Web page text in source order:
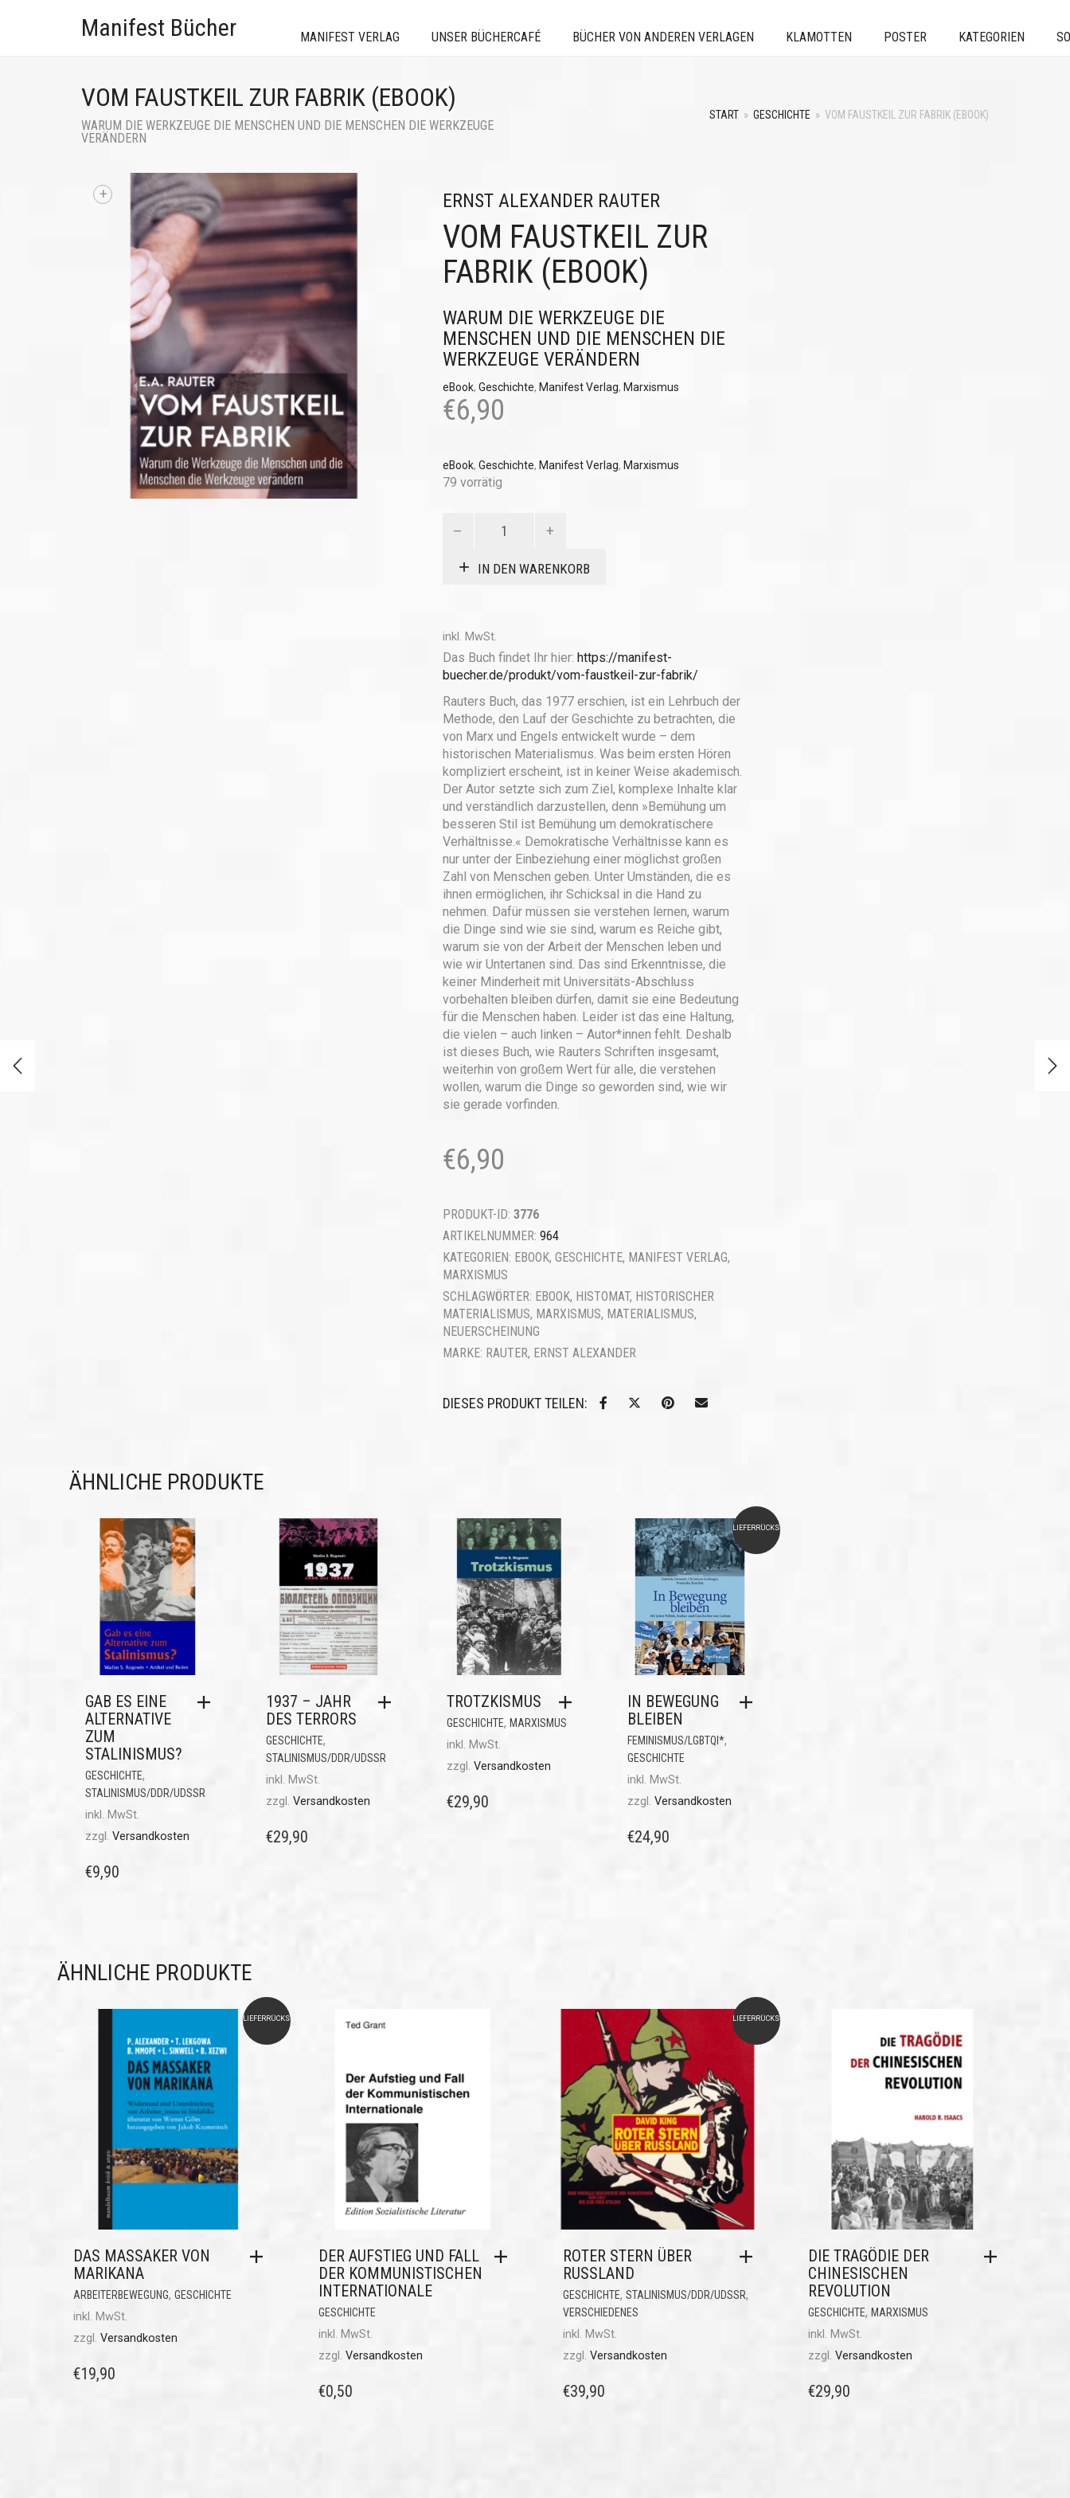
Manifest Bücher MANIFEST VERLAG UNSER BÜCHERCAFÉ BÜCHER VON ANDEREN VERLAGEN KLAMOTTEN POSTER KATEGORIEN
VOM FAUSTKEIL ZUR FABRIK (EBOOK)
WARUM DIE WERKZEUGE DIE MENSCHEN UND DIE MENSCHEN DIE WERKZEUGE
VERÄNDERN
START » GESCHICHTE » VOM FAUSTKEIL ZUR FABRIK (EBOOK)
+ ERNST ALEXANDER RAUTER
VOM FAUSTKEIL ZUR
FABRIK (EBOOK)
WARUM DIE WERKZEUGE DIE
MENSCHEN UND DIE MENSCHEN DIE
WERKZEUGE VERÄNDERN
eBook, Geschichte, Manifest Verlag, Marxismus
€6,90
eBook, Geschichte, Manifest Verlag, Marxismus
79 vorrätig
Fabrik
IN DEN WARENKORB
inkl. MwSt.
Das Buch findet Ihr hier: https://manifest-
buecher.de/produkt/vom-faustkeil-zur-fabrik/
Rauters Buch, das 1977 erschien, ist ein Lehrbuch der
Methode, den Lauf der Geschichte zu betrachten, die
von Marx und Engels entwickelt wurde – dem
historischen Materialismus. Was beim ersten Hören
kompliziert erscheint, ist in keiner Weise akademisch.
Der Autor setzte sich zum Ziel, komplexe Inhalte klar
und verständlich darzustellen, denn »Bemühung um
besseren Stil ist Bemühung um demokratischere
Verhältnisse.« Demokratische Verhältnisse kann es
nur unter der Einbeziehung einer möglichst großen
Zahl von Menschen geben. Unter Umständen, die es
ihnen ermöglichen, ihr Schicksal in die Hand zu
nehmen. Dafür müssen sie verstehen lernen, warum
die Dinge sind wie sie sind, warum es Reiche gibt,
warum sie von der Arbeit der Menschen leben und
wie wir Untertanen sind. Das sind Erkenntnisse, die
keiner Minderheit mit Universitäts-Abschluss
vorbehalten bleiben dürfen, damit sie eine Bedeutung
für die Menschen haben. Leider ist das eine Haltung,
die vielen – auch linken – Autor*innen fehlt. Deshalb
ist dieses Buch, wie Rauters Schriften insgesamt,
weiterhin von großem Wert für alle, die verstehen
wollen, warum die Dinge so geworden sind, wie wir
sie gerade vorfinden.
€6,90
PRODUKT-ID: 3776
ARTIKELNUMMER: 964
KATEGORIEN: EBOOK, GESCHICHTE, MANIFEST VERLAG,
MARXISMUS
SCHLAGWÖRTER: EBOOK, HISTOMAT, HISTORISCHER
MATERIALISMUS, MARXISMUS, MATERIALISMUS,
NEUERSCHEINUNG
MARKE: RAUTER, ERNST ALEXANDER
DIESES PRODUKT TEILEN:
ÄHNLICHE PRODUKTE
GAB ES EINE
ALTERNATIVE
ZUM
STALINISMUS?
GESCHICHTE,
STALINISMUS/DDR/UDSSR
inkl. MwSt.
zzgl. Versandkosten
€9,90
1937 – JAHR
DES TERRORS
GESCHICHTE,
STALINISMUS/DDR/UDSSR
inkl. MwSt.
zzgl. Versandkosten
€29,90
TROTZKISMUS
GESCHICHTE, MARXISMUS
inkl. MwSt.
zzgl. Versandkosten
€29,90
LIEFERRÜCKSTAND
IN BEWEGUNG
BLEIBEN
FEMINISMUS/LGBTQI*,
GESCHICHTE
inkl. MwSt.
zzgl. Versandkosten
€24,90
ÄHNLICHE PRODUKTE
LIEFERRÜCKSTAND
DAS MASSAKER VON
MARIKANA
ARBEITERBEWEGUNG, GESCHICHTE
inkl. MwSt.
zzgl. Versandkosten
€19,90
DER AUFSTIEG UND FALL
DER KOMMUNISTISCHEN
INTERNATIONALE
GESCHICHTE
inkl. MwSt.
zzgl. Versandkosten
€0,50
LIEFERRÜCKSTAND
ROTER STERN ÜBER
RUSSLAND
GESCHICHTE, STALINISMUS/DDR/UDSSR,
VERSCHIEDENES
inkl. MwSt.
zzgl. Versandkosten
€39,90
DIE TRAGÖDIE DER
CHINESISCHEN
REVOLUTION
GESCHICHTE, MARXISMUS
inkl. MwSt.
zzgl. Versandkosten
€29,90